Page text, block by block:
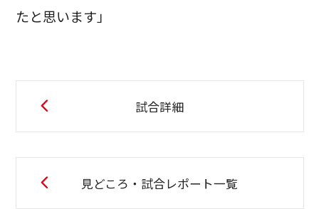
たと思います」
試合詳細
見どころ・試合レポート一覧